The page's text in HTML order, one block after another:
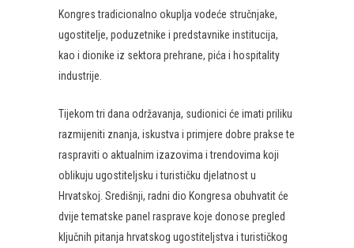
Kongres tradicionalno okuplja vodeće stručnjake,
ugostitelje, poduzetnike i predstavnike institucija,
kao i dionike iz sektora prehrane, pića i hospitality
industrije.
Tijekom tri dana održavanja, sudionici će imati priliku
razmijeniti znanja, iskustva i primjere dobre prakse te
raspraviti o aktualnim izazovima i trendovima koji
oblikuju ugostiteljsku i turističku djelatnost u
Hrvatskoj. Središnji, radni dio Kongresa obuhvatit će
dvije tematske panel rasprave koje donose pregled
ključnih pitanja hrvatskog ugostiteljstva i turističkog